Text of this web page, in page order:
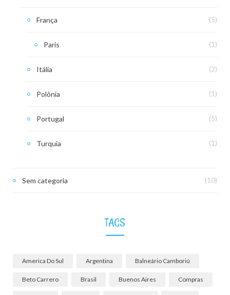
França (5)
Paris (1)
Itália (2)
Polônia (1)
Portugal (5)
Turquia (1)
Sem categoria (10)
TAGS
America Do Sul Argentina Balneário Camboriú
Beto Carrero Brasil Buenos Aires Compras